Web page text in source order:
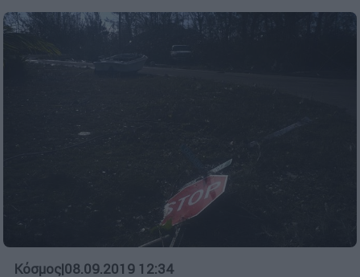
Κόσμος|08.09.2019 12:34